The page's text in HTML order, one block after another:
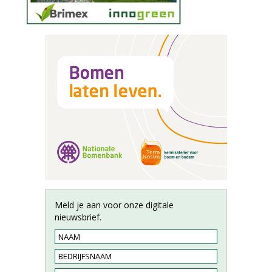
Meld je aan voor onze digitale
nieuwsbrief.